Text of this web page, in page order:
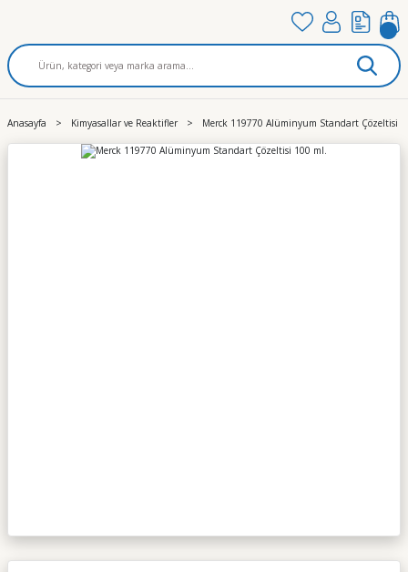
Anasayfa Kimyasallar ve Reaktifler Merck 119770 Alüminyum Standart Çözeltisi